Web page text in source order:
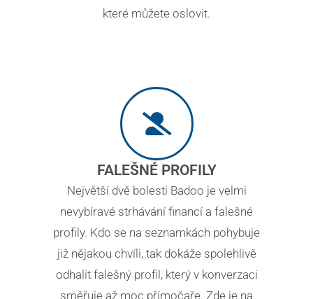
které můžete oslovit.
FALEŠNÉ PROFILY
Největší dvě bolesti Badoo je velmi
nevybíravé strhávání financí a falešné
profily. Kdo se na seznamkách pohybuje
již nějakou chvíli, tak dokáže spolehlivě
odhalit falešný profil, který v konverzaci
směřuje až moc přímočaře. Zde je na